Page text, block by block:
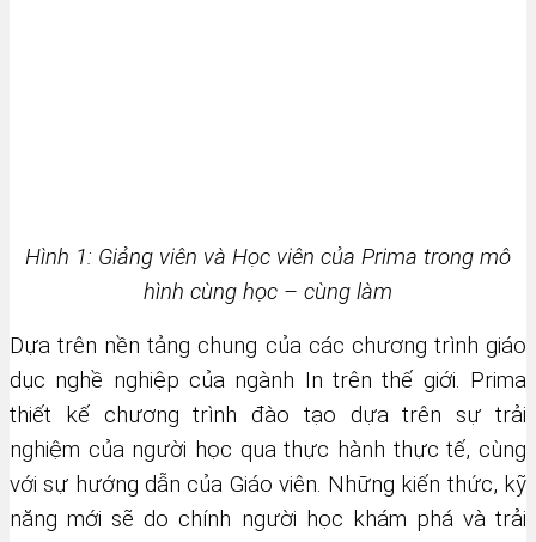
Hình 1: Giảng viên và Học viên của Prima trong mô
hình cùng học – cùng làm
Dựa trên nền tảng chung của các chương trình giáo
dục nghề nghiệp của ngành In trên thế giới. Prima
thiết kế chương trình đào tạo dựa trên sự trải
nghiệm của người học qua thực hành thực tế, cùng
với sự hướng dẫn của Giáo viên. Những kiến thức, kỹ
năng mới sẽ do chính người học khám phá và trải